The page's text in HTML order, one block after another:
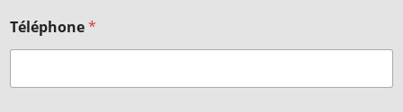
Téléphone*